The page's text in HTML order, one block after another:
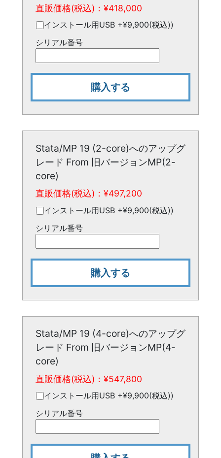
直販価格(税込)：¥418,000
インストール用USB +¥9,900(税込))
シリアル番号
購入する
Stata/MP 19 (2-core)へのアップグ
レード From 旧バージョンMP(2-
core)
直販価格(税込)：¥497,200
インストール用USB +¥9,900(税込))
シリアル番号
購入する
Stata/MP 19 (4-core)へのアップグ
レード From 旧バージョンMP(4-
core)
直販価格(税込)：¥547,800
インストール用USB +¥9,900(税込))
シリアル番号